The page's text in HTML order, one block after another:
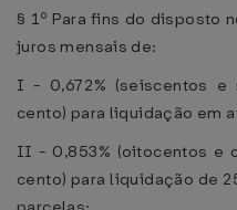
§ 1º Para fins do disposto
juros mensais de:
I - 0,672% (seiscentos
cento) para liquidação em
II - 0,853% (oitocentos e
cento) para liquidação de